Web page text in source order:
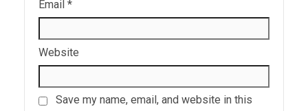
Email *
Website
Save my name, email, and website in this